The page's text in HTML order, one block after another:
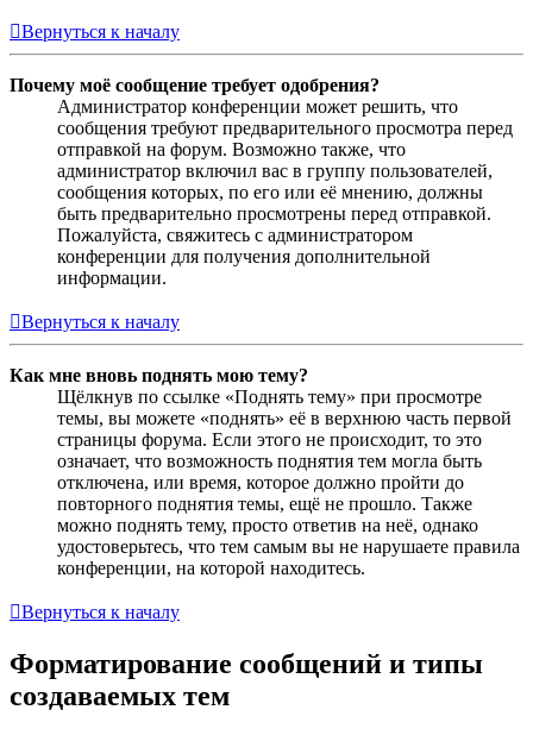
Вернуться к началу
Почему моё сообщение требует одобрения?
Администратор конференции может решить, что
сообщения требуют предварительного просмотра перед
отправкой на форум. Возможно также, что
администратор включил вас в группу пользователей,
сообщения которых, по его или её мнению, должны
быть предварительно просмотрены перед отправкой.
Пожалуйста, свяжитесь с администратором
конференции для получения дополнительной
информации.
Вернуться к началу
Как мне вновь поднять мою тему?
Щёлкнув по ссылке «Поднять тему» при просмотре
темы, вы можете «поднять» её в верхнюю часть первой
страницы форума. Если этого не происходит, то это
означает, что возможность поднятия тем могла быть
отключена, или время, которое должно пройти до
повторного поднятия темы, ещё не прошло. Также
можно поднять тему, просто ответив на неё, однако
удостоверьтесь, что тем самым вы не нарушаете правила
конференции, на которой находитесь.
Вернуться к началу
Форматирование сообщений и типы
создаваемых тем